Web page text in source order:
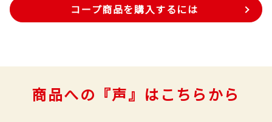
コープ商品を購入するには
商品への『声』はこちらから